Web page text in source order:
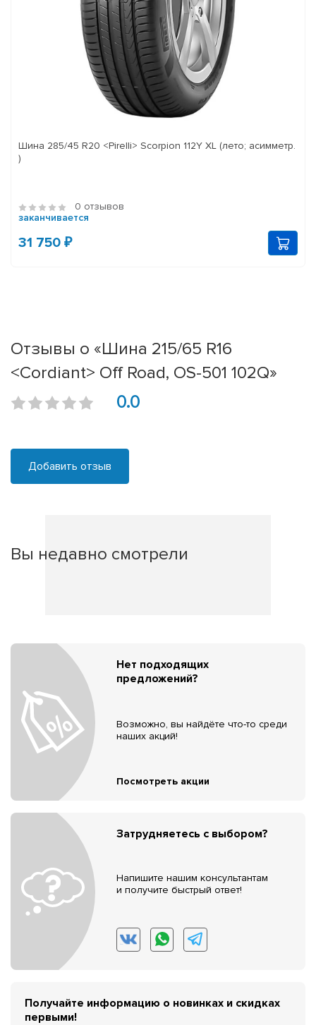
Шина 285/45 R20 <Pirelli> Scorpion 112Y XL (лето; асимметр.
)
0 отзывов
заканчивается
31 750 ₽
Отзывы о «Шина 215/65 R16
<Cordiant> Off Road, OS-501 102Q»
0.0
Добавить отзыв
Вы недавно смотрели
Нет подходящих
предложений?
Возможно, вы найдёте что-то среди
наших акций!
Посмотреть акции
Затрудняетесь с выбором?
Напишите нашим консультантам
и получите быстрый ответ!
Получайте информацию о новинках и скидках
первыми!